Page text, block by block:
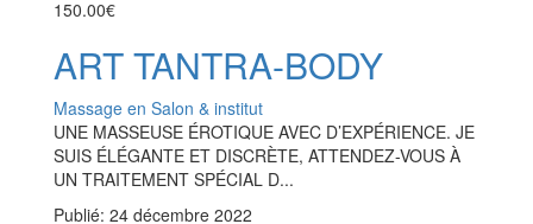
150.00€
ART TANTRA-BODY
Massage en Salon & institut
UNE MASSEUSE ÉROTIQUE AVEC D’EXPÉRIENCE. JE
SUIS ÉLÉGANTE ET DISCRÈTE, ATTENDEZ-VOUS À
UN TRAITEMENT SPÉCIAL D...
Publié: 24 décembre 2022